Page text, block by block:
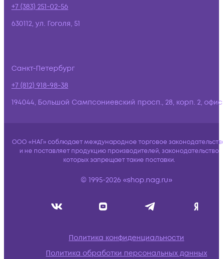
+7 (383) 251-02-56
630112, ул. Гоголя, 51
Санкт-Петербург
+7 (812) 918-98-38
194044, Большой Сампсониевский просп., 28, корп. 2,
ООО «НАГ» соблюдает международное торговое
и не поставляет продукцию производителей, законодательство
которых запрещает такие поставки.
© 1995-2026 «shop.nag.ru»
Политика конфиденциальности
Политика обработки персональных данных